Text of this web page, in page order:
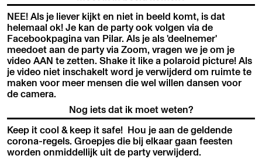
NEE! Als je liever kijkt en niet in beeld komt, is dat
helemaal ok! Je kan de party ook volgen via de
Facebookpagina van Pilar. Als je als 'deelnemer'
meedoet aan de party via Zoom, vragen we je om je
video AAN te zetten. Shake it like a polaroid picture! Als
je video niet inschakelt word je verwijderd om ruimte te
maken voor meer mensen die wel willen dansen voor
de camera.
Nog iets dat ik moet weten?
Keep it cool & keep it safe! Hou je aan de geldende
corona-regels. Groepjes die bij elkaar gaan feesten
worden onmiddellijk uit de party verwijderd.